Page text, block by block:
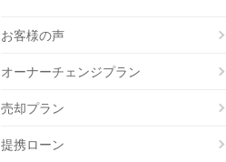
お客様の声
オーナーチェンジプラン
売却プラン
提携ローン